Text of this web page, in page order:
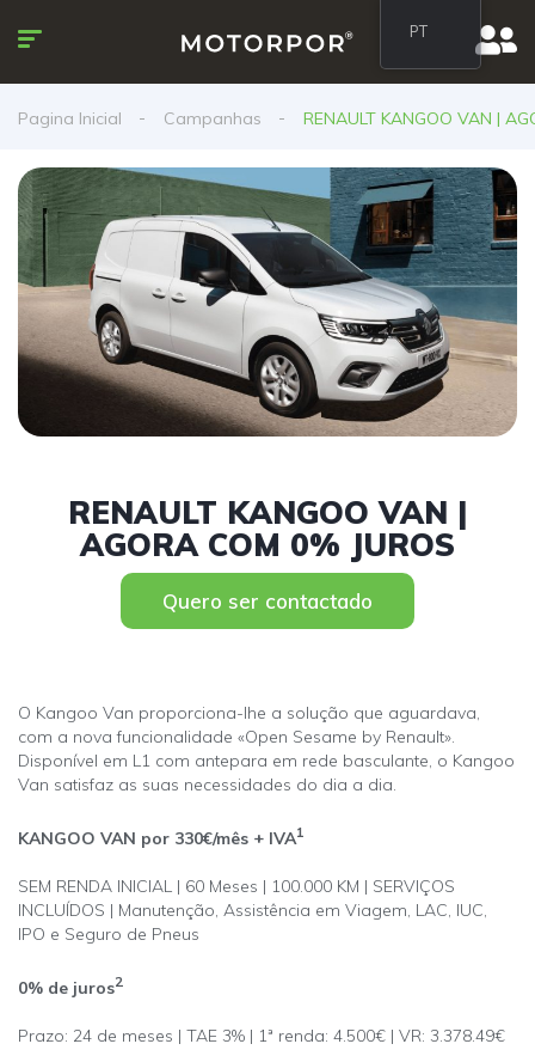
Pagina Inicial Campanhas RENAULT KANGOO VAN |
RENAULT KANGOO VAN |
AGORA COM 0% JUROS
Quero ser contactado
O Kangoo Van proporciona-lhe a solução que aguardava,
com a nova funcionalidade «Open Sesame by Renault».
Disponível em L1 com antepara em rede basculante, o Kangoo
Van satisfaz as suas necessidades do dia a dia.
KANGOO VAN por 330€/mês + IVA1
SEM RENDA INICIAL | 60 Meses | 100.000 KM | SERVIÇOS
INCLUÍDOS | Manutenção, Assistência em Viagem, LAC, IUC,
IPO e Seguro de Pneus
0% de juros2
Prazo: 24 de meses | TAE 3% | 1ª renda: 4.500€ | VR: 3.378.49€
PT